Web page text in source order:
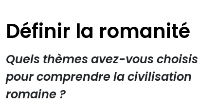
Définir la romanité
Quels thèmes avez-vous choisis
pour comprendre la civilisation
romaine ?